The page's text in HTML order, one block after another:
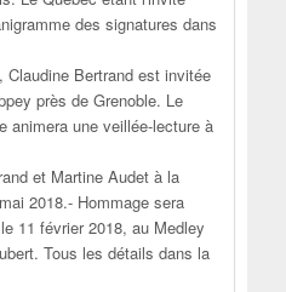
des signatures dans
Claudine Bertrand est invitée
près de Grenoble. Le
animera une veillée-lecture à
et Martine Audet à la
2018.- Hommage sera
11 février 2018, au Medley
Tous les détails dans la